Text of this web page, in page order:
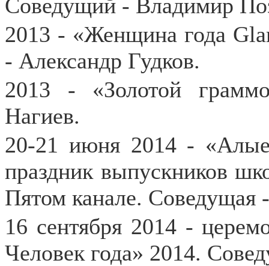
Соведущий - Владимир
2013 - «Женщина года
- Александр Гудков.
2013 - «Золотой
Нагиев.
20-21 июня 2014 -
праздник выпускников
Пятом канале. Соведущая
16 сентября 2014 -
Человек года» 2014.